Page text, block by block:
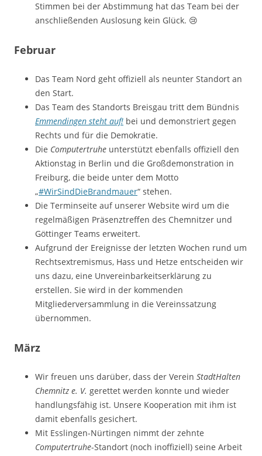
Stimmen bei der Abstimmung hat das Team bei der
anschließenden Auslosung kein Glück. 😢
Februar
Das Team Nord geht offiziell als neunter Standort an
den Start.
Das Team des Standorts Breisgau tritt dem Bündnis
Emmendingen steht auf! bei und demonstriert gegen
Rechts und für die Demokratie.
Die Computertruhe unterstützt ebenfalls offiziell den
Aktionstag in Berlin und die Großdemonstration in
Freiburg, die beide unter dem Motto
„#WirSindDieBrandmauer“ stehen.
Die Terminseite auf unserer Website wird um die
regelmäßigen Präsenztreffen des Chemnitzer und
Göttinger Teams erweitert.
Aufgrund der Ereignisse der letzten Wochen rund um
Rechtsextremismus, Hass und Hetze entscheiden wir
uns dazu, eine Unvereinbarkeitserklärung zu
erstellen. Sie wird in der kommenden
Mitgliederversammlung in die Vereinssatzung
übernommen.
März
Wir freuen uns darüber, dass der Verein StadtHalten
Chemnitz e. V. gerettet werden konnte und wieder
handlungsfähig ist. Unsere Kooperation mit ihm ist
damit ebenfalls gesichert.
Mit Esslingen-Nürtingen nimmt der zehnte
Computertruhe-Standort (noch inoffiziell) seine Arbeit